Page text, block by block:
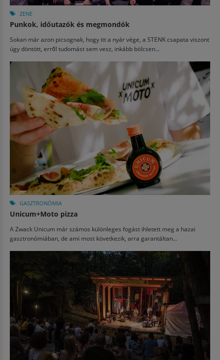
ZENE
Punkok, időutazók és megmondók
Sokan már azon picsognak, hogy itt a nyár vége, a STENK csapata viszont
úgy döntött, erről tudomást sem vesz, inkább bölcsen...
GASZTRONÓMIA
Unicum+Moto pizza
A Zwack Unicum már számos különleges fogást ihletett meg a hazai
gasztronómiában, de ami most következik, arra garantáltan...